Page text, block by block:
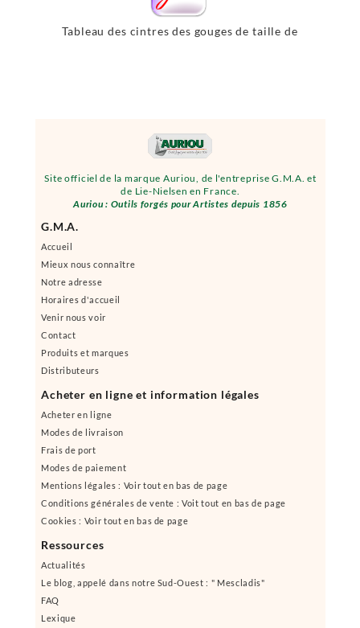
Site officiel de la marque Auriou, de l'entreprise G.M.A. et
de Lie-Nielsen en France.
Auriou : Outils forgés pour Artistes depuis 1856
G.M.A.
Accueil
Mieux nous connaître
Notre adresse
Horaires d'accueil
Venir nous voir
Contact
Produits et marques
Distributeurs
Acheter en ligne et information légales
Acheter en ligne
Modes de livraison
Frais de port
Modes de paiement
Mentions légales : Voir tout en bas de page
Conditions générales de vente : Voit tout en bas de page
Cookies : Voir tout en bas de page
Ressources
Actualités
Le blog, appelé dans notre Sud-Ouest : " Mescladis"
FAQ
Lexique
Tableau des cintres des gouges de taille de